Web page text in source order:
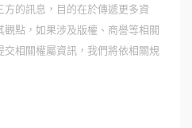
的訊息，目的在於傳遞更多資
點，如果涉及版權、商譽等相關
相關權屬資訊，我們將依相關規